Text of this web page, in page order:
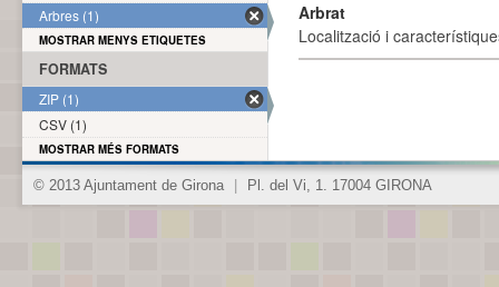
Arbrat
Localització i
Arbres (1)
MOSTRAR MENYS ETIQUETES
FORMATS
ZIP (1)
CSV (1)
MOSTRAR MÉS FORMATS
© 2013 Ajuntament de Girona Pl. del Vi, 1. 17004 GIRONA